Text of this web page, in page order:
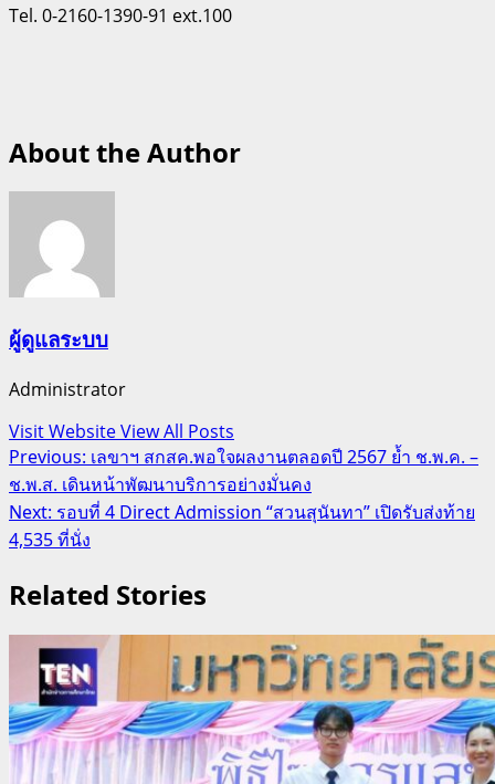
Tel. 0-2160-1390-91 ext.100
About the Author
ผู้ดูแลระบบ
Administrator
Visit WebsiteView All Posts
Post
navigation
Previous: เลขาฯ สกสค.พอใจผลงานตลอดปี 2567 ย้ำ ช.พ.ค. –
ช.พ.ส. เดินหน้าพัฒนาบริการอย่างมั่นคง
Next: รอบที่ 4 Direct Admission “สวนสุนันทา” เปิดรับส่งท้าย
4,535 ที่นั่ง
Related Stories